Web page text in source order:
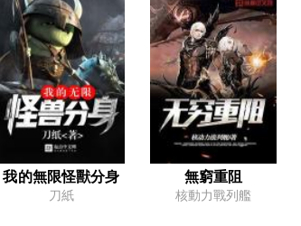
第四十三章 作為數據存儲器
第四十六章 輕燕
第四十九章 十瓶吉爾迦美什
第五十二章 一隻有權有勢的鵝
第五十五章 薅，使勁薅
第五十八章 大河暗流
我的無限怪獸分身
刀紙
無窮重阻
核動力戰列艦